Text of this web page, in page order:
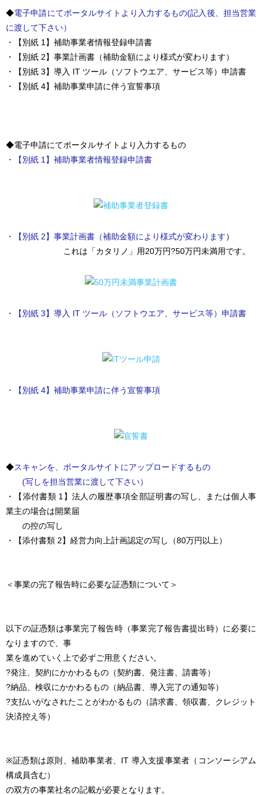
◆電子申請にてポータルサイトより入力するもの(記入後、担当営業
に渡して下さい）
・【別紙 1】補助事業者情報登録申請書
・【別紙 2】事業計画書（補助金額により様式が変わります）
・【別紙 3】導入 IT ツール（ソフトウエア、サービス等）申請書
・【別紙 4】補助事業申請に伴う宣誓事項
◆電子申請にてポータルサイトより入力するもの
・【別紙 1】補助事業者情報登録申請書
・【別紙 2】事業計画書（補助金額により様式が変わります）
これは「カタリノ」用20万円?50万円未満用です。
・【別紙 3】導入 IT ツール（ソフトウエア、サービス等）申請書
・【別紙 4】補助事業申請に伴う宣誓事項
◆スキャンを、ポータルサイトにアップロードするもの
(写しを担当営業に渡して下さい）
・【添付書類 1】法人の履歴事項全部証明書の写し、または個人事
業主の場合は開業届
の控の写し
・【添付書類 2】経営力向上計画認定の写し（80万円以上）
＜事業の完了報告時に必要な証憑類について＞
以下の証憑類は事業完了報告時（事業完了報告書提出時）に必要に
なりますので、事
業を進めていく上で必ずご用意ください。
?発注、契約にかかわるもの（契約書、発注書、請書等）
?納品、検収にかかわるもの（納品書、導入完了の通知等）
?支払いがなされたことがわかるもの（請求書、領収書、クレジット
決済控え等）
※証憑類は原則、補助事業者、IT 導入支援事業者（コンソーシアム
構成員含む）
の双方の事業社名の記載が必要となります。